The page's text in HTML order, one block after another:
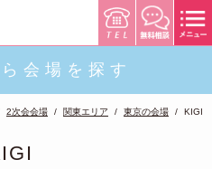
会場を探す
2次会会場 関東エリア 東京の会場 KIGI